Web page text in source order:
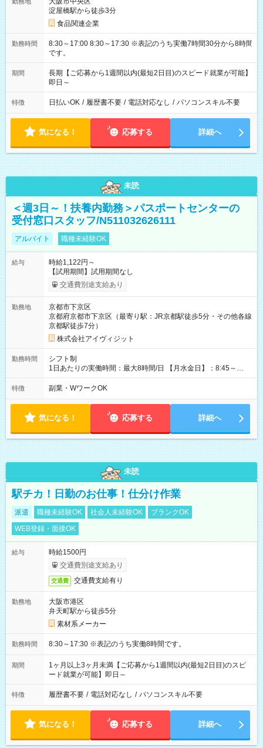
淀屋橋駅から徒歩3分
食品関連企業
勤務時間
8:30～17:00 8:30～17:30 ※表記のうち実働7時間30分から8時間
です。
期間
長期【ご応募から1週間以内(最短2日目)のスピード就業が可能】
即日～
特徴 日払いOK / 履歴書不要 / 電話対応なし / パソコンスキル不要
気になる！ 応募する 詳細へ
未読
＜週3日～！扶養内勤務＞パスポートセンターの
受付窓口スタッフ/N511032626111
アルバイト 職種未経験OK
給与
時給1,122円～
【試用期間】試用期間なし
交通費別途支給あり
勤務地
京都市下京区
京都府京都市下京区（最寄り駅：JR京都駅徒歩5分・その他各線
京都駅徒歩7分）
株式会社アイヴィジット
勤務時間
シフト制
1日あたりの実働時間：最大8時間/日 【月水金日】：8:45～
16:30 【火木】：8:45～19:00 週3日～OK、シフト制 ※扶養内
勤務OK ※月1回～2回程度、日曜日出勤をお願いします。 ※時間
ん。
特徴 副業・WワークOK
気になる！ 応募する 詳細へ
未読
駅チカ！日勤のお仕事！仕分け作業
派遣 職種未経験OK 社会人未経験OK
ブランクOK
WEB登録・面接OK
給与
時給1500円
交通費別途支給あり
交通費 交通費支給有り
勤務地
大阪市港区
弁天町駅から徒歩5分
素材系メーカー
勤務時間 8:30～17:30 ※表記のうち実働8時間です。
期間
1ヶ月以上3ヶ月未満【ご応募から1週間以内(最短2日目)のスピ
ード就業が可能】即日～
特徴 履歴書不要 / 電話対応なし / パソコンスキル不要
気になる！ 応募する 詳細へ